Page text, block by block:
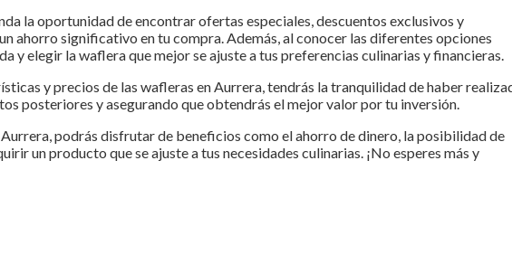
la oportunidad de encontrar ofertas especiales, descuentos exclusivos y
ahorro significativo en tu compra. Además, al conocer las diferentes opciones
y elegir la waflera que mejor se ajuste a tus preferencias culinarias y financieras.
y precios de las wafleras en Aurrera, tendrás la tranquilidad de haber
posteriores y asegurando que obtendrás el mejor valor por tu inversión.
podrás disfrutar de beneficios como el ahorro de dinero, la posibilidad de
un producto que se ajuste a tus necesidades culinarias. ¡No esperes más y